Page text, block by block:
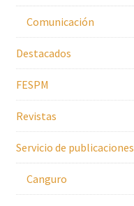
Comunicación
Destacados
FESPM
Revistas
Servicio de publicaciones
Canguro